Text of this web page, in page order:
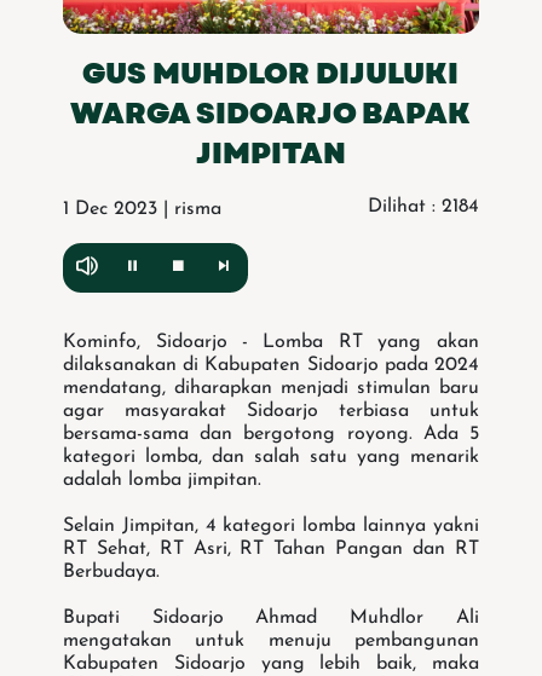
GUS MUHDLOR DIJULUKI
WARGA SIDOARJO BAPAK
JIMPITAN
1 Dec 2023 | risma Dilihat : 2184
Kominfo, Sidoarjo - Lomba RT yang akan
dilaksanakan di Kabupaten Sidoarjo pada 2024
mendatang, diharapkan menjadi stimulan baru
agar masyarakat Sidoarjo terbiasa untuk
bersama-sama dan bergotong royong. Ada 5
kategori lomba, dan salah satu yang menarik
adalah lomba jimpitan.
Selain Jimpitan, 4 kategori lomba lainnya yakni
RT Sehat, RT Asri, RT Tahan Pangan dan RT
Berbudaya.
Bupati Sidoarjo Ahmad Muhdlor Ali
mengatakan untuk menuju pembangunan
Kabupaten Sidoarjo yang lebih baik, maka